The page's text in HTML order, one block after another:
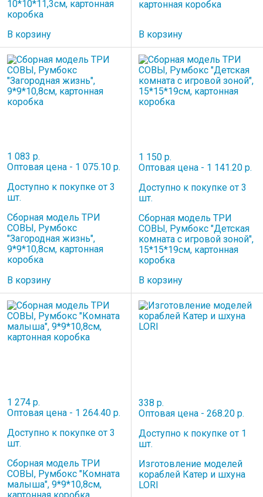
10*10*11,3см, картонная
коробка
В корзину
картонная коробка
В корзину
1 083 р.
Оптовая цена - 1 075.10 р.
Доступно к покупке от 3
шт.
Сборная модель ТРИ
СОВЫ, Румбокс
"Загородная жизнь",
9*9*10,8см, картонная
коробка
В корзину
1 150 р.
Оптовая цена - 1 141.20 р.
Доступно к покупке от 3
шт.
Сборная модель ТРИ
СОВЫ, Румбокс "Детская
комната с игровой зоной",
15*15*19см, картонная
коробка
В корзину
1 274 р.
Оптовая цена - 1 264.40 р.
Доступно к покупке от 3
шт.
Сборная модель ТРИ
СОВЫ, Румбокс "Комната
малыша", 9*9*10,8см,
338 р.
Оптовая цена - 268.20 р.
Доступно к покупке от 1
шт.
Изготовление моделей
кораблей Катер и шхуна
LORI